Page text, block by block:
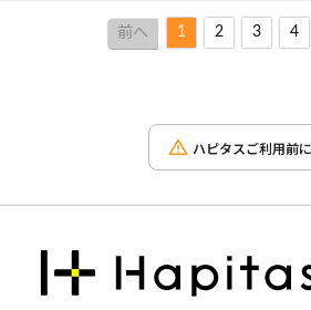
前へ 1 2 3 4
ハピタスご利用前